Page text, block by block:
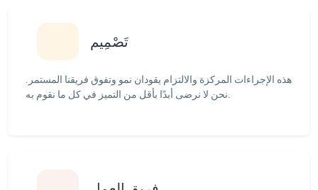
تَصْمِيم
هذه الإجراءات المركزة والالتزام يقودان نمو وتفوق فريقنا المستمر.
نحن لا نرضى أبدًا بأقل من التميز في كل ما نقوم به.